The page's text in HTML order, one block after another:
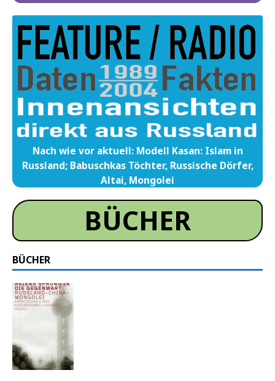
Nach wie vor aktuell: Modell Kasan: Islam in
Russland; Babuschkas Töchter, Russische Dörfer,
Altai, Mongolei
BÜCHER
BÜCHER